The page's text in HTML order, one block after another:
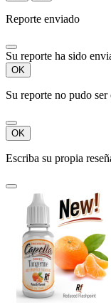
Reporte enviado
Su reporte ha sido
OK
Su reporte no pudo ser
OK
Escriba su propia